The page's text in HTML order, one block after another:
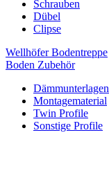
Schrauben
Dübel
Clipse
Wellhöfer Bodentreppe
Boden Zubehör
Dämmunterlagen
Montagematerial
Twin Profile
Sonstige Profile